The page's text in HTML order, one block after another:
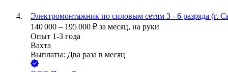
Электромонтажник по силовым сетям 3 - 6 разряда (г.
140 000 – 195 000 ₽ за месяц, на руки
Опыт 1-3 года
Вахта
Выплаты: Два раза в месяц